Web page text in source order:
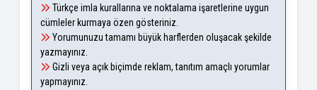
Türkçe imla kurallarına ve noktalama işaretlerine uygun
cümleler kurmaya özen gösteriniz.
Yorumunuzu tamamı büyük harflerden oluşacak şekilde
yazmayınız.
Gizli veya açık biçimde reklam, tanıtım amaçlı yorumlar
yapmayınız.